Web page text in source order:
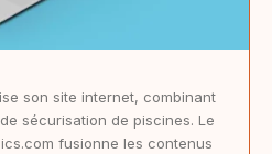
son site internet, combinant
sécurisation de piscines. Le
fusionne les contenus